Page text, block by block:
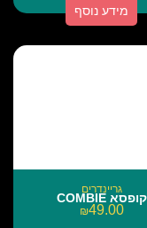
מידע נוסף
גריינדרים
קופסא COMBIE
₪49.00